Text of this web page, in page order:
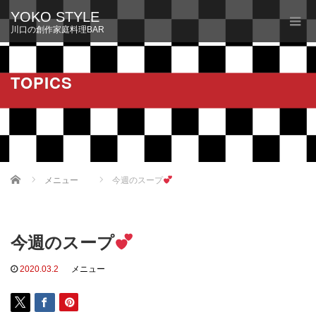
YOKO STYLE
川口の創作家庭料理BAR
TOPICS
Home メニュー 今週のスープ
今週のスープ
2020.03.2 メニュー